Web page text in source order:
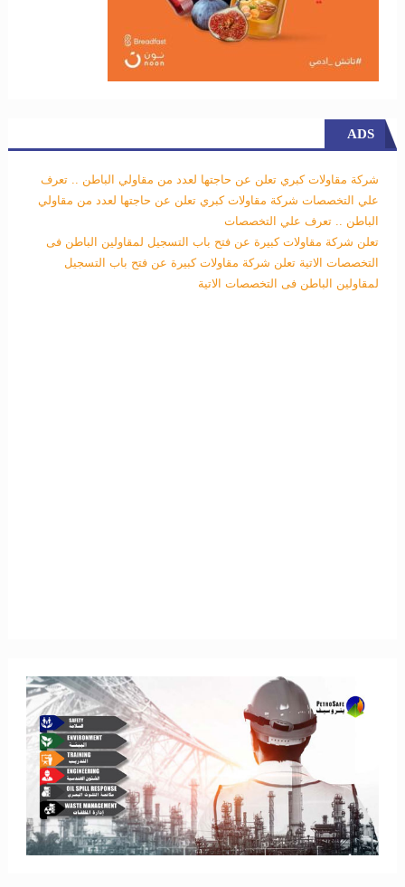
ADS
شركة مقاولات كبري تعلن عن حاجتها لعدد من مقاولي الباطن .. تعرف
علي التخصصات شركة مقاولات كبري تعلن عن حاجتها لعدد من مقاولي
الباطن .. تعرف علي التخصصات
تعلن شركة مقاولات كبيرة عن فتح باب التسجيل لمقاولين الباطن فى
التخصصات الاتية تعلن شركة مقاولات كبيرة عن فتح باب التسجيل
لمقاولين الباطن فى التخصصات الاتية